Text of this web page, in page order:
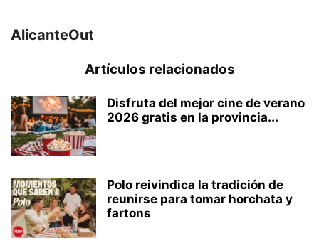
AlicanteOut
Artículos relacionados
Disfruta del mejor cine de verano
2026 gratis en la provincia...
Polo reivindica la tradición de
reunirse para tomar horchata y
fartons